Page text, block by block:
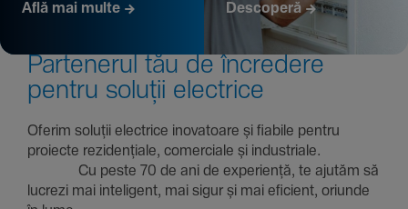
Află mai multe Descoperă
Parte­nerul tău de încre­dere
pentru soluții electrice
Oferim soluții electrice inova­toare și fiabile pentru
proiecte rezi­den­țiale, comer­ciale și indus­triale.
Cu peste 70 de ani de expe­riență, te ajutăm să
lucrezi mai inte­li­gent, mai sigur și mai eficient, oriunde